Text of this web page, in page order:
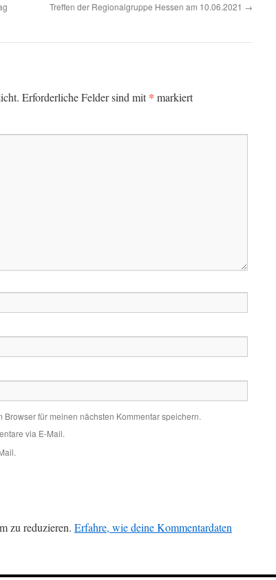
Treffen der Regionalgruppe Hessen am 10.06.2021 →
Erforderliche Felder sind mit* markiert
für meinen nächsten Kommentar speichern.
via E-Mail.
zu reduzieren. Erfahre, wie deine Kommentardaten